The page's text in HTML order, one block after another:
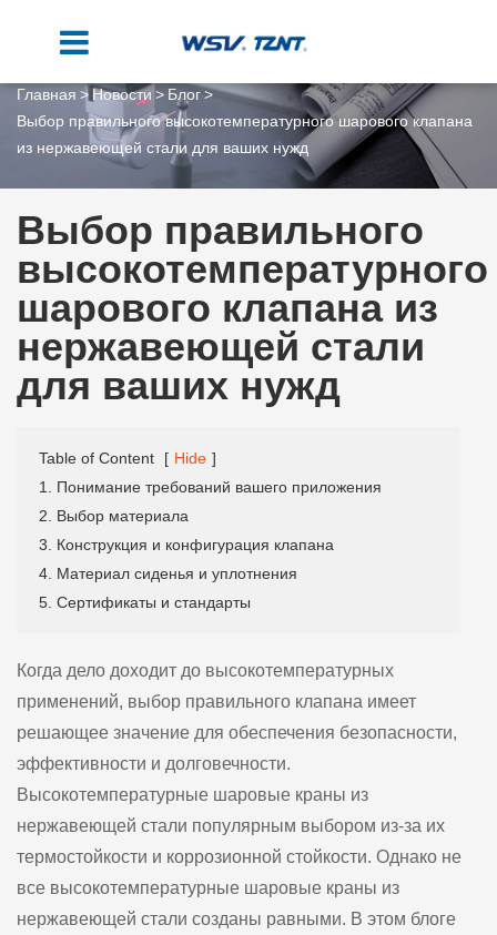
Главная Новости
Блог
Выбор правильного высокотемпературного шарового клапана
из нержавеющей стали для ваших нужд
Выбор правильного
высокотемпературного
шарового клапана из
нержавеющей стали
для ваших нужд
Table of Content [ Hide ]
1. Понимание требований вашего приложения
2. Выбор материала
3. Конструкция и конфигурация клапана
4. Материал сиденья и уплотнения
5. Сертификаты и стандарты
Когда дело доходит до высокотемпературных
применений, выбор правильного клапана имеет
решающее значение для обеспечения безопасности,
эффективности и долговечности.
Высокотемпературные шаровые краны из
нержавеющей стали популярным выбором из-за их
термостойкости и коррозионной стойкости. Однако не
все высокотемпературные шаровые краны из
нержавеющей стали созданы равными. В этом блоге